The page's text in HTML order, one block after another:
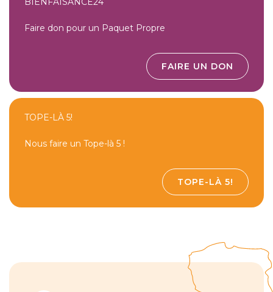
Faire don pour un Paquet Propre
FAIRE UN DON
TOPE-LÀ 5!
Nous faire un Tope-là 5 !
TOPE-LÀ 5!